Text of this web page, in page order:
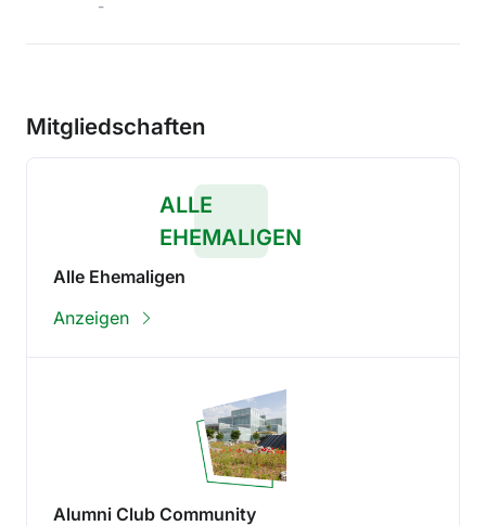
-
Mitgliedschaften
ALLE
EHEMALIGEN
Alle Ehemaligen
Anzeigen
Alumni Club Community